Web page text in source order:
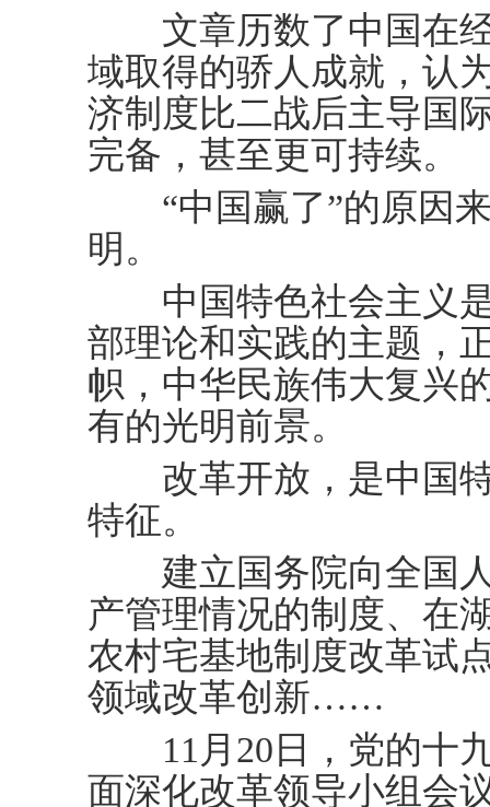
文章历数了中国在经
域取得的骄人成就，认
济制度比二战后主导国
完备，甚至更可持续。
“中国赢了”的原因来
明。
中国特色社会主义是
部理论和实践的主题，
帜，中华民族伟大复兴
有的光明前景。
改革开放，是中国特
特征。
建立国务院向全国人
产管理情况的制度、在
农村宅基地制度改革试
领域改革创新……
11月20日，党的十九
面深化改革领导小组会